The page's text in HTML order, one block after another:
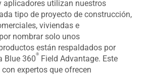
aplicadores utilizan nuestros
tipo de proyecto de construcción,
viviendas e
nombrar solo unos
están respaldados por
Blue 360
®
Field Advantage. Este
expertos que ofrecen